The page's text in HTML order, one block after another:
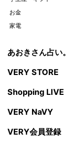
お金
家電
あおきさん占い。
VERY STORE
Shopping LIVE
VERY NaVY
VERY会員登録